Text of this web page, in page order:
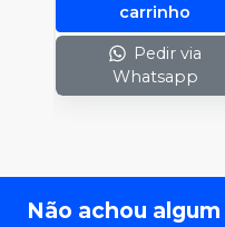
carrinho
Pedir via
Whatsapp
Não achou